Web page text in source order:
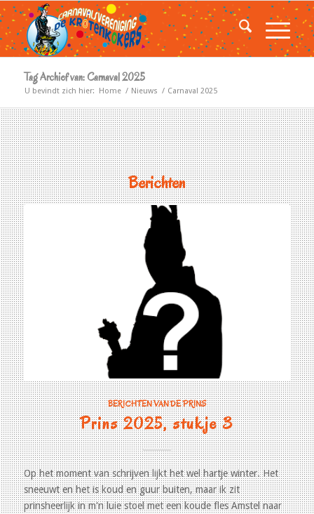
Tag Archief van: Carnaval 2025
U bevindt zich hier: Home / Nieuws / Carnaval 2025
Berichten
BERICHTEN VAN DE PRINS
Prins 2025, stukje 3
Op het moment van schrijven lijkt het wel hartje winter. Het
sneeuwt en het is koud en guur buiten, maar ik zit
prinsheerlijk in m'n luie stoel met een koude fles Amstel naar